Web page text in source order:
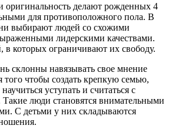
оригинальность делают рожденных 4
для противоположного пола. В
выбирают людей со схожими
лидерскими качествами.
в которых ограничивают их свободу.
склонны навязывать свое мнение
чтобы создать крепкую семью,
уступать и считаться с
люди становятся внимательными
С детьми у них складываются